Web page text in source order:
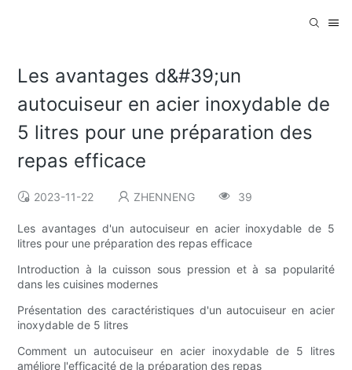
Les avantages d&#39;un
autocuiseur en acier inoxydable de
5 litres pour une préparation des
repas efficace
2023-11-22 ZHENNENG 39
Les avantages d'un autocuiseur en acier inoxydable de 5
litres pour une préparation des repas efficace
Introduction à la cuisson sous pression et à sa popularité
dans les cuisines modernes
Présentation des caractéristiques d'un autocuiseur en acier
inoxydable de 5 litres
Comment un autocuiseur en acier inoxydable de 5 litres
améliore l'efficacité de la préparation des repas